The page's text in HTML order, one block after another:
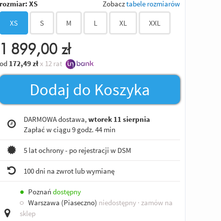
rozmiar: XS Zobacztabele rozmiarów
XS S M L XL XXL
1 899,00 zł
od 172,49 zł x 12 rat
Dodaj do Koszyka
DARMOWA dostawa, wtorek 11 sierpnia
Zapłać w ciągu 9 godz. 44 min
5 lat ochrony - po rejestracji w DSM
100 dni na zwrot lub wymianę
● Poznań dostępny
○ Warszawa (Piaseczno) niedostępny · zamów na
sklep